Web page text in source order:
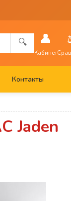
🔍 👤
Кабинет
Контакты
Jaden